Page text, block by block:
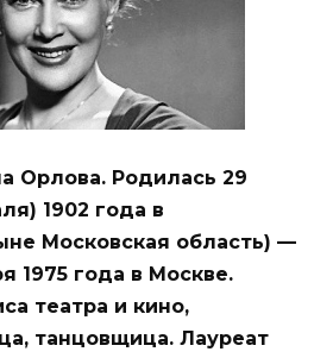
Орлова. Родилась 29
1902 года в
Московская область) —
1975 года в Москве.
театра и кино,
танцовщица. Лауреат